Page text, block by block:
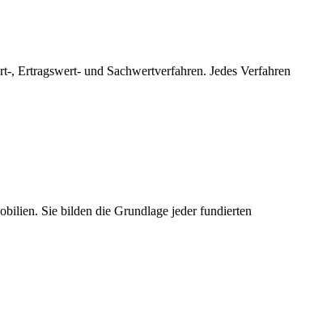
Ertragswert- und Sachwertverfahren. Jedes Verfahren
Sie bilden die Grundlage jeder fundierten